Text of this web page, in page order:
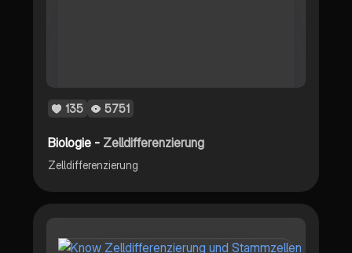
135 5751
Biologie - Zelldifferenzierung
Zelldifferenzierung